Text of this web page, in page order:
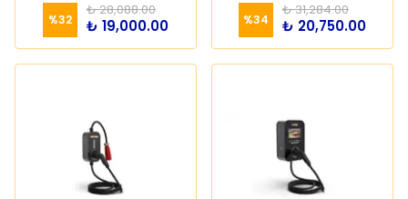
%32
₺ 28,088.00
₺ 19,000.00 %34
₺ 31,284.00
₺ 20,750.00